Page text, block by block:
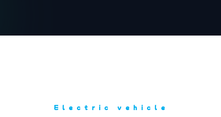
Electric vehicle